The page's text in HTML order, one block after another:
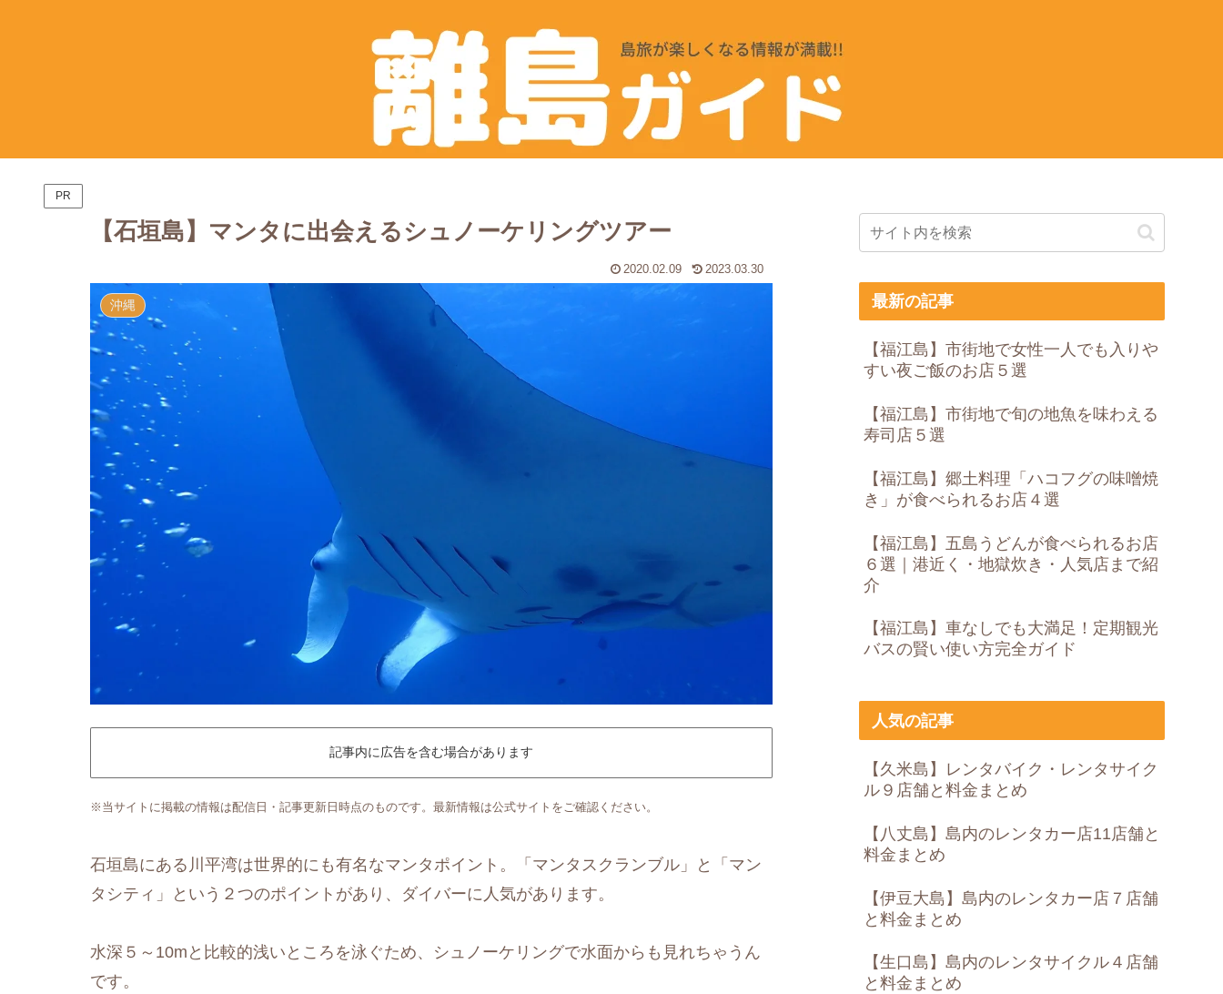
PR
【石垣島】マンタに出会えるシュノーケリングツアー
2020.02.09 2023.03.30
沖縄
記事内に広告を含む場合があります
※当サイトに掲載の情報は配信日・記事更新日時点のものです。最新情報は公式サイトをご確認ください。
石垣島にある川平湾は世界的にも有名なマンタポイント。「マンタスクランブル」と「マン
タシティ」という２つのポイントがあり、ダイバーに人気があります。
水深５～10mと比較的浅いところを泳ぐため、シュノーケリングで水面からも見れちゃうん
です。
最新の記事
【福江島】市街地で女性一人でも入りや
すい夜ご飯のお店５選
【福江島】市街地で旬の地魚を味わえる
寿司店５選
【福江島】郷土料理「ハコフグの味噌焼
き」が食べられるお店４選
【福江島】五島うどんが食べられるお店
６選｜港近く・地獄炊き・人気店まで紹
介
【福江島】車なしでも大満足！定期観光
バスの賢い使い方完全ガイド
人気の記事
【久米島】レンタバイク・レンタサイク
ル９店舗と料金まとめ
【八丈島】島内のレンタカー店11店舗と
料金まとめ
【伊豆大島】島内のレンタカー店７店舗
と料金まとめ
【生口島】島内のレンタサイクル４店舗
と料金まとめ